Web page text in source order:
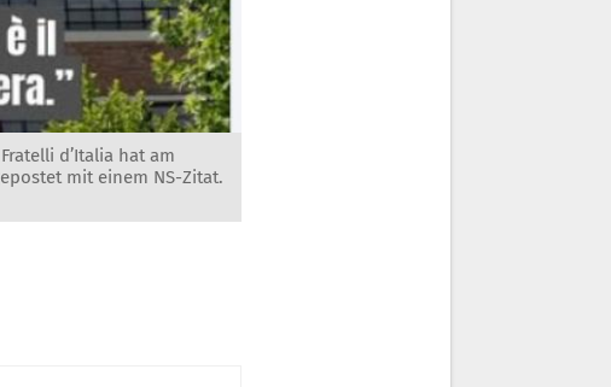
d’Italia hat am
mit einem NS-Zitat.